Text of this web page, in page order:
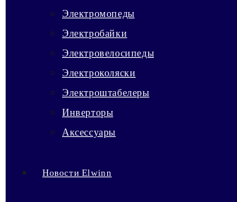
Электромопеды
Электробайки
Электровелосипеды
Электроколяски
Электроштабелеры
Инверторы
Аксессуары
Новости Elwinn